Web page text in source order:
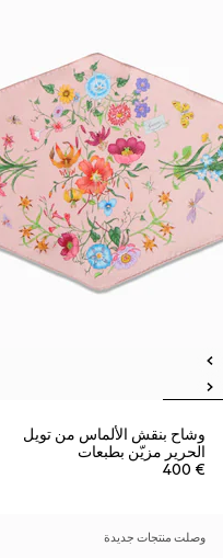
وشاح بنقش الألماس من تويل
الحرير مزيّن بطبعات
€ 400
وصلت منتجات جديدة